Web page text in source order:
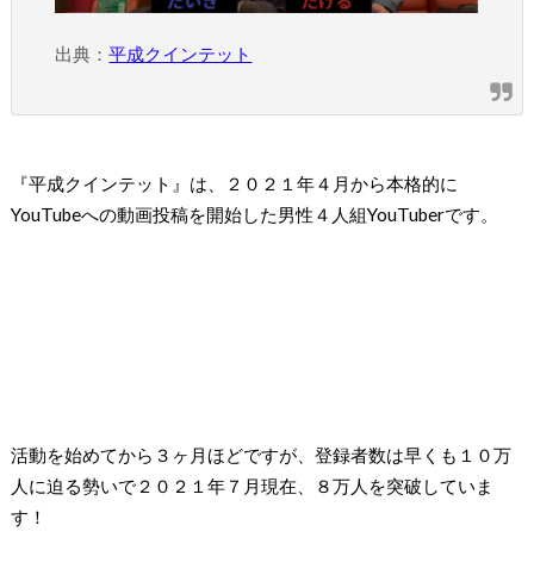
出典：平成クインテット
『平成クインテット』は、２０２１年４月から本格的に
YouTubeへの動画投稿を開始した男性４人組YouTuberです。
活動を始めてから３ヶ月ほどですが、登録者数は早くも１０万
人に迫る勢いで２０２１年７月現在、８万人を突破していま
す！